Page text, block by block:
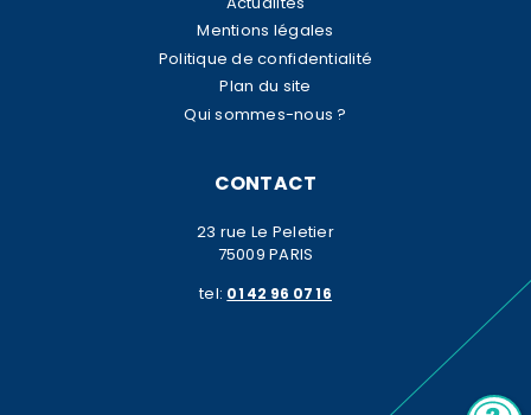
Mentions légales
Politique de confidentialité
Plan du site
Qui sommes-nous ?
CONTACT
23 rue Le Peletier
75009 PARIS
tel: 01 42 96 07 16